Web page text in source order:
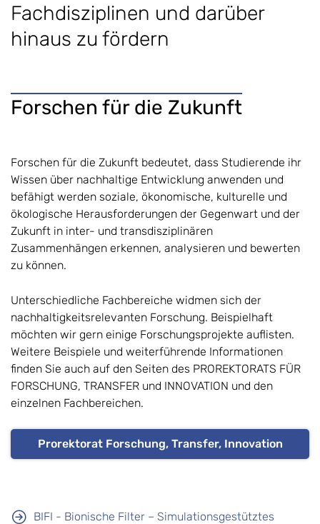
Fachdisziplinen und darüber
hinaus zu fördern
Forschen für die Zukunft
Forschen für die Zukunft bedeutet, dass Studierende ihr
Wissen über nachhaltige Entwicklung anwenden und
befähigt werden soziale, ökonomische, kulturelle und
ökologische Herausforderungen der Gegenwart und der
Zukunft in inter- und transdisziplinären
Zusammenhängen erkennen, analysieren und bewerten
zu können.
Unterschiedliche Fachbereiche widmen sich der
nachhaltigkeitsrelevanten Forschung. Beispielhaft
möchten wir gern einige Forschungsprojekte auflisten.
Weitere Beispiele und weiterführende Informationen
finden Sie auch auf den Seiten des PROREKTORATS FÜR
FORSCHUNG, TRANSFER und INNOVATION und den
einzelnen Fachbereichen.
Prorektorat Forschung, Transfer, Innovation
BIFI - Bionische Filter – Simulationsgestütztes